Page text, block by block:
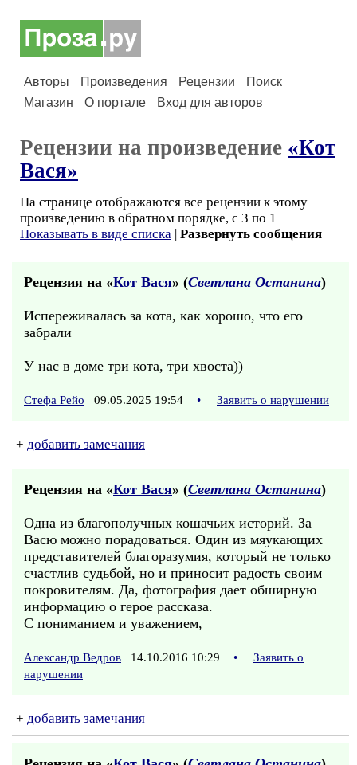
Авторы Произведения Рецензии
Поиск
Магазин
О портале Вход для авторов
Рецензии на произведение «Кот
Вася»
На странице отображаются все рецензии к этому
произведению в обратном порядке, с 3 по 1
Показывать в виде списка | Развернуть сообщения
Рецензия на «Кот Вася» (Светлана Останина)
Испереживалась за кота, как хорошо, что его
забрали
У нас в доме три кота, три хвоста))
Стефа Рейо 09.05.2025 19:54 • Заявить о нарушении
+ добавить замечания
Рецензия на «Кот Вася» (Светлана Останина)
Одна из благополучных кошачьих историй. За
Васю можно порадоваться. Один из мяукающих
представителей благоразумия, который не только
счастлив судьбой, но и приносит радость своим
покровителям. Да, фотография дает обширную
информацию о герое рассказа.
С пониманием и уважением,
Александр Ведров 14.10.2016 10:29 •
Заявить о
нарушении
+ добавить замечания